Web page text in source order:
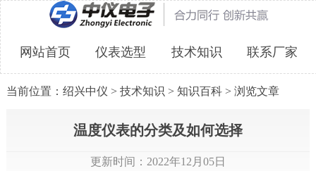
网站首页 仪表选型 技术知识 联系厂家
当前位置： 绍兴中仪 > 技术知识 > 知识百科> 浏览文章
温度仪表的分类及如何选择
更新时间：2022年12月05日